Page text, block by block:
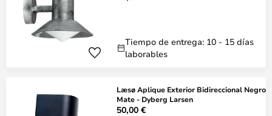
Tiempo de entrega: 10 - 15 días
laborables
Læsø Aplique Exterior Bidireccional Negro
Mate - Dyberg Larsen
50,00 €